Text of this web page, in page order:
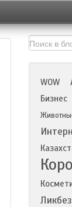
WOW
Бизнес
Ликбез